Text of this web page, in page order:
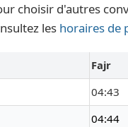
choisir d'autres
les horaires de
Fajr
04:43
04:44